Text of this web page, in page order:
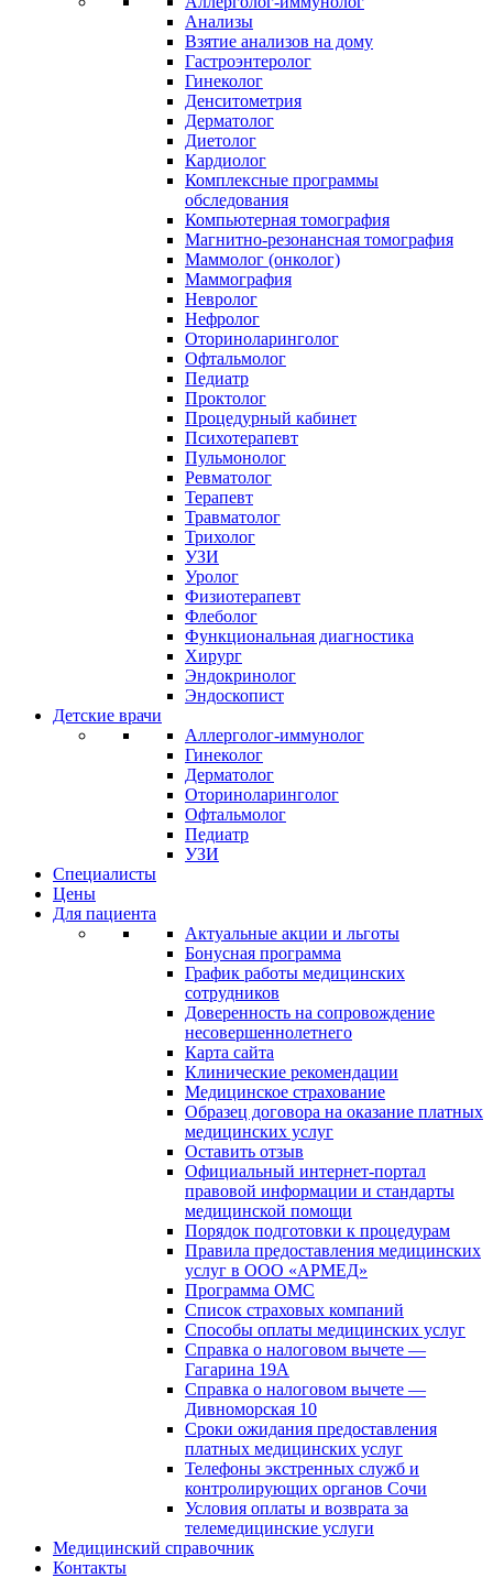
Анализы
Взятие анализов на дому
Гастроэнтеролог
Гинеколог
Денситометрия
Дерматолог
Диетолог
Кардиолог
Комплексные программы
обследования
Компьютерная томография
Магнитно-резонансная томография
Маммолог (онколог)
Маммография
Невролог
Нефролог
Оториноларинголог
Офтальмолог
Педиатр
Проктолог
Процедурный кабинет
Психотерапевт
Пульмонолог
Ревматолог
Терапевт
Травматолог
Трихолог
УЗИ
Уролог
Физиотерапевт
Флеболог
Функциональная диагностика
Хирург
Эндокринолог
Эндоскопист
Детские врачи
Аллерголог-иммунолог
Гинеколог
Дерматолог
Оториноларинголог
Офтальмолог
Педиатр
УЗИ
Специалисты
Цены
Для пациента
Актуальные акции и льготы
Бонусная программа
График работы медицинских
сотрудников
Доверенность на сопровождение
несовершеннолетнего
Карта сайта
Клинические рекомендации
Медицинское страхование
Образец договора на оказание платных
медицинских услуг
Оставить отзыв
Официальный интернет-портал
правовой информации и стандарты
медицинской помощи
Порядок подготовки к процедурам
Правила предоставления медицинских
услуг в ООО «АРМЕД»
Программа ОМС
Список страховых компаний
Способы оплаты медицинских услуг
Справка о налоговом вычете —
Гагарина 19А
Справка о налоговом вычете —
Дивноморская 10
Сроки ожидания предоставления
платных медицинских услуг
Телефоны экстренных служб и
контролирующих органов Сочи
Условия оплаты и возврата за
телемедицинские услуги
Медицинский справочник
Контакты